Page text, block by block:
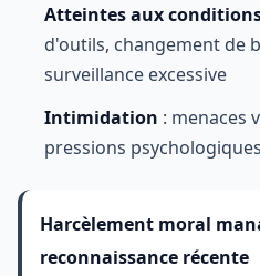
Atteintes aux
d'outils, changement de
surveillance excessive
Intimidation : menaces
pressions
Harcèlement moral
reconnaissance récente